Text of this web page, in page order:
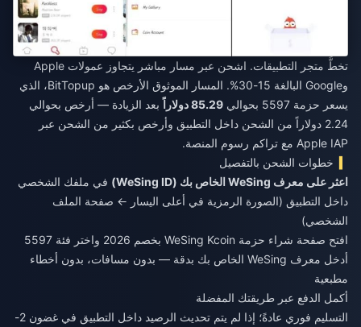
تخطَّ متجر التطبيقات. اشحن عبر مسار مباشر يتجاوز عمولات Apple
وGoogle البالغة 15-30%. المسار الموثوق الأرخص هو BitTopup، الذي
يسعر حزمة 5597 بحوالي
85.29 دولاراً
بعد الزيادة — أرخص بحوالي
2.24 دولاراً من الشحن داخل التطبيق وأرخص بكثير من الشحن عبر
Apple IAP مع تراكم رسوم المنصة.
خطوات الشحن بالتفصيل
اعثر على معرف WeSing الخاص بك (WeSing ID)
في ملفك الشخصي
داخل التطبيق (الصورة الرمزية في أعلى اليسار ← صفحة الملف
الشخصي)
افتح صفحة شراء حزمة WeSing Kcoin بخصم 2026
واختر فئة 5597
أدخل معرف WeSing الخاص بك بدقة — بدون مسافات، بدون أخطاء
مطبعية
أكمل الدفع عبر طريقتك المفضلة
التسليم فوري عادةً؛ إذا لم يتم تحديث الرصيد داخل التطبيق في غضون 2-